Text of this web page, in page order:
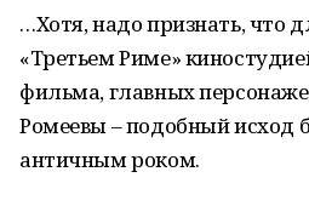
…Хотя, надо признать, что
«Третьем Риме»
фильма, главных
Ромеевы – подобный исход
античным роком.